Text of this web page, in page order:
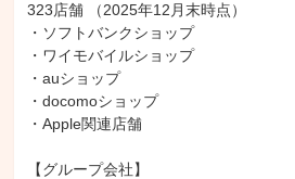
323店舗 （2025年12月末時点）
・ソフトバンクショップ
・ワイモバイルショップ
・auショップ
・docomoショップ
・Apple関連店舗
【グループ会社】